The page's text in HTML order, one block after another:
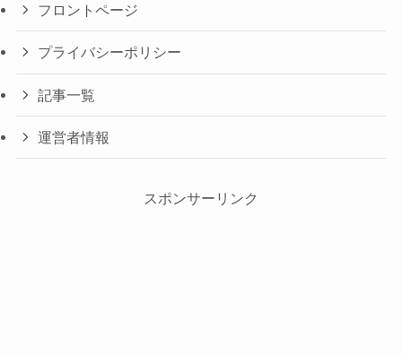
フロントページ
プライバシーポリシー
記事一覧
運営者情報
スポンサーリンク